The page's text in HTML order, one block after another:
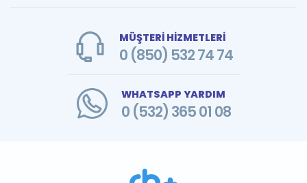
MÜŞTERİ HİZMETLERİ
0 (850) 532 74 74
WHATSAPP YARDIM
0 (532) 365 01 08